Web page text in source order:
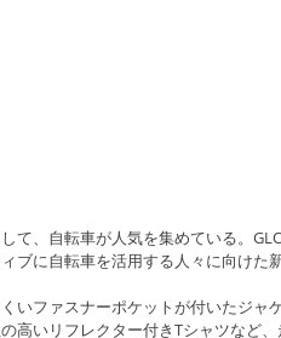
て、自転車が人気を集めている。
ブに自転車を活用する人々に向けた
いファスナーポケットが付いたジャ
高いリフレクター付きTシャツなど